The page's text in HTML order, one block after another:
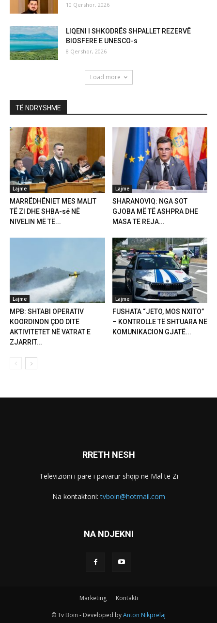
10 Qershor, 2026
LIQENI I SHKODRËS SHPALLET REZERVË
BIOSFERE E UNESCO-s
8 Qershor, 2026
Load more
TË NDRYSHME
Lajme
MARRËDHËNIET MES MALIT
TË ZI DHE SHBA-së NË
NIVELIN MË TË...
Lajme
SHARANOVIQ: NGA SOT
GJOBA MË TË ASHPRA DHE
MASA TË REJA...
Lajme
MPB: SHTABI OPERATIV
KOORDINON ÇDO DITË
AKTIVITETET NË VATRAT E
ZJARRIT...
Lajme
FUSHATA “JETO, MOS NXITO”
– KONTROLLE TË SHTUARA NË
KOMUNIKACION GJATË...
RRETH NESH
Televizioni i parë i pavarur shqip në Mal të Zi
Na kontaktoni:tvboin@hotmail.com
NA NDJEKNI
Marketing Kontakti
© Tv Boin - Developed byAnton Nikprelaj